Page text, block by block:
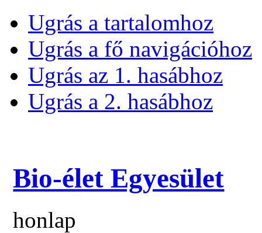
Ugrás a tartalomhoz
Ugrás a fő navigációhoz
Ugrás az 1. hasábhoz
Ugrás a 2. hasábhoz
Bio-élet Egyesület
honlap